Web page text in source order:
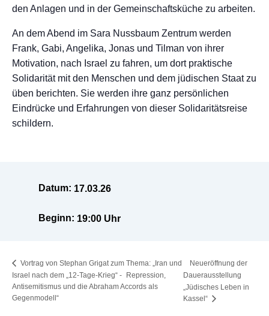
den Anlagen und in der Gemeinschaftsküche zu arbeiten.
An dem Abend im Sara Nussbaum Zentrum werden
Frank, Gabi, Angelika, Jonas und Tilman von ihrer
Motivation, nach Israel zu fahren, um dort praktische
Solidarität mit den Menschen und dem jüdischen Staat zu
üben berichten. Sie werden ihre ganz persönlichen
Eindrücke und Erfahrungen von dieser Solidaritätsreise
schildern.
Datum: 17.03.26
Beginn: 19:00 Uhr
Vortrag von Stephan Grigat zum Thema: „Iran und
Israel nach dem „12-Tage-Krieg“ - Repression,
Antisemitismus und die Abraham Accords als
Gegenmodell“
Neueröffnung der
Dauerausstellung
„Jüdisches Leben in
Kassel“